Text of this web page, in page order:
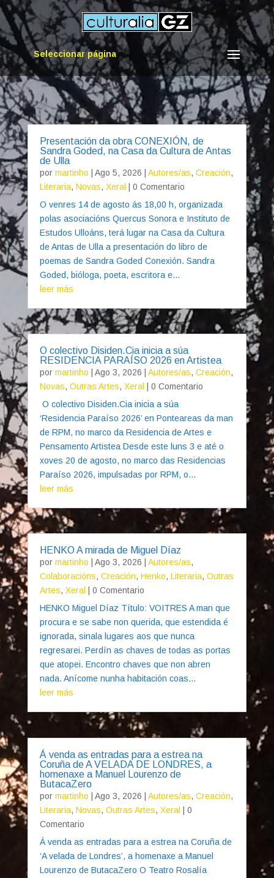
Seleccionar página
Presentación da obra CONEXIÓN, de
Sandra Goded, na Casa da Cultura de Antas
de Ulla
por martinho Ago 5, 2026 Autores/as, Creación,
Literaria, Novas, Xeral
| 0 Comentario
O venres 14 de agosto ás 18,00 h, organizada
polas asociacións Quercus Sonora e Instituto de
Estudos Ulloáns, terá lugar na Casa da Cultura
de Antas de Ulla a presentación do libro de
poemas de Sandra Goded Conexión. Sandra
Goded, bióloga, poeta, escritora e...
leer más
O colectivo Disiden.Cia inicia a súa
RESIDENCIA PARAÍSO 2026 en Artistea
por martinho Ago 3, 2026 Autores/as, Creación,
Novas, Outras Artes, Xeral
| 0 Comentario
O colectivo Disiden.Cia inicia a súa
‘Residencia Paraíso 2026’ en Ponteareas da man
de RPM, no marco da Residencia de Artes e
Pensamento Artistea Desde este luns 3 e até o
xoves 20 de agosto, no marco das Residencias
Paraíso 2026, impulsadas por RPM, o...
leer más
HENKO A mirada de Miguel Díaz
por martinho Ago 3, 2026 Autores/as,
Colaboracións, Creación, Henko, Literaria, Outras
Artes, Xeral
| 0 Comentario
HENKO Miguel Díaz Título: VOITRES A man que
procura e se sabe non querida, que estendida é
ignorada, sinala lugares aos que nunca
regresarei. Perdín as chaves de todas as portas
que atopei. Encontro chaves que non abren
nada. Anícome nunha habitación coas...
leer más
Á venda as entradas para a estrea na
Coruña de A VELADA DE LONDRES, a
homenaxe a Manuel Lourenzo de
ButacaZero
por martinho Ago 3, 2026 Autores/as, Creación,
Literaria, Novas, Outras Artes, Xeral
| 0
Comentario
Á venda as entradas para a estrea na Coruña de
‘A velada de Londres’, a homenaxe a Manuel
Lourenzo de ButacaZero O Teatro Rosalía